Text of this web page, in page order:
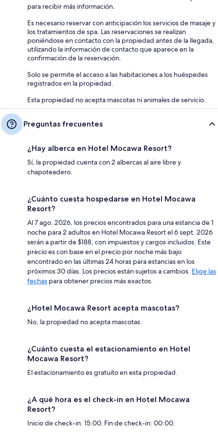
para recibir más información.
Es necesario reservar con anticipación los servicios de masaje y
los tratamientos de spa. Las reservaciones se realizan
poniéndose en contacto con la propiedad antes de la llegada,
utilizando la información de contacto que aparece en la
confirmación de la reservación.
Solo se permite el acceso a las habitaciones a los huéspedes
registrados en la propiedad.
Esta propiedad no acepta mascotas ni animales de servicio.
Preguntas frecuentes
¿Hay alberca en Hotel Mocawa Resort?
Sí, la propiedad cuenta con 2 albercas al aire libre y
chapoteadero.
¿Cuánto cuesta hospedarse en Hotel Mocawa
Resort?
Al 7 ago. 2026, los precios encontrados para una estancia de 1
noche para 2 adultos en Hotel Mocawa Resort el 6 sept. 2026
serán a partir de $188, con impuestos y cargos incluidos. Este
precio es con base en el precio por noche más bajo
encontrado en las últimas 24 horas para estancias en los
próximos 30 días. Los precios están sujetos a cambios. Elige las
fechas para obtener precios más exactos.
¿Hotel Mocawa Resort acepta mascotas?
No, la propiedad no acepta mascotas.
¿Cuánto cuesta el estacionamiento en Hotel
Mocawa Resort?
El estacionamiento es gratuito en esta propiedad.
¿A qué hora es el check-in en Hotel Mocawa
Resort?
Inicio de check-in: 15:00. Fin de check-in: 00:00.